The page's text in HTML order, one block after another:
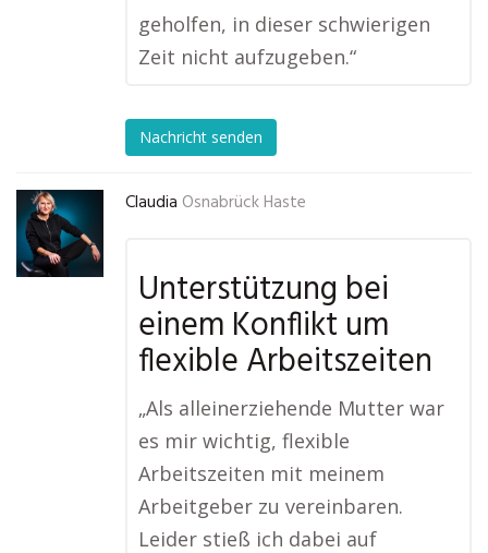
geholfen, in dieser schwierigen
Zeit nicht aufzugeben.“
Nachricht senden
Claudia Osnabrück Haste
Unterstützung bei
einem Konflikt um
flexible Arbeitszeiten
„Als alleinerziehende Mutter war
es mir wichtig, flexible
Arbeitszeiten mit meinem
Arbeitgeber zu vereinbaren.
Leider stieß ich dabei auf